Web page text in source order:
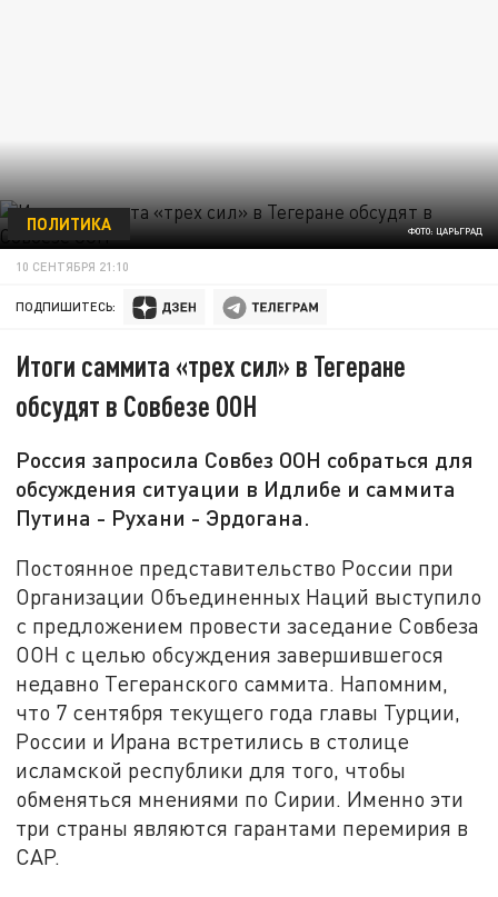
ФОТО: ЦАРЬГРАД
ПОЛИТИКА
10 СЕНТЯБРЯ 21:10
ПОДПИШИТЕСЬ:
Итоги саммита «трех сил» в Тегеране
обсудят в Совбезе ООН
Россия запросила Совбез ООН собраться для
обсуждения ситуации в Идлибе и саммита
Путина - Рухани - Эрдогана.
Постоянное представительство России при
Организации Объединенных Наций выступило
с предложением провести заседание Совбеза
ООН с целью обсуждения завершившегося
недавно Тегеранского саммита. Напомним,
что 7 сентября текущего года главы Турции,
России и Ирана встретились в столице
исламской республики для того, чтобы
обменяться мнениями по Сирии. Именно эти
три страны являются гарантами перемирия в
САР.